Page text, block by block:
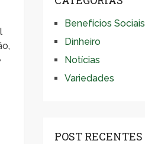
Benefícios Sociais
Dinheiro
Notícias
Variedades
POST RECENTES